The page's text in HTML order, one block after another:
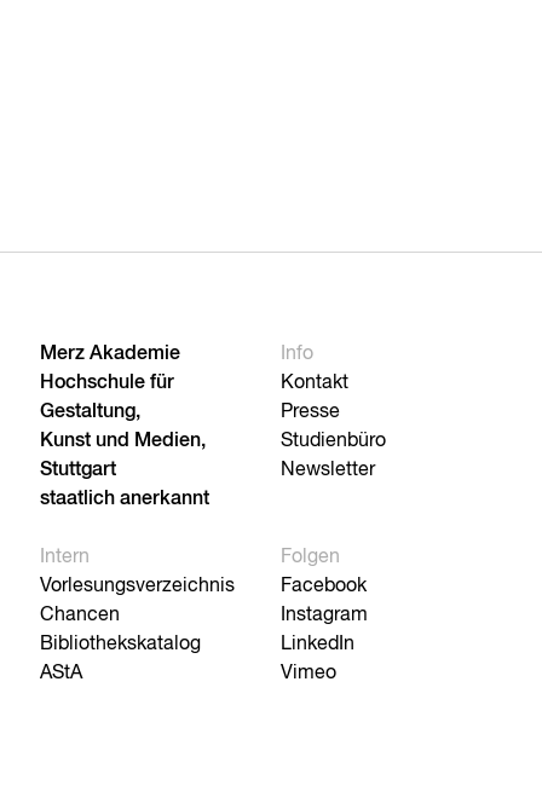
Merz Akademie
Hochschule für
Gestaltung,
Kunst und Medien,
Stuttgart
staatlich anerkannt
Info
Kontakt
Presse
Studienbüro
Newsletter
Intern
Vorlesungsverzeichnis
Chancen
Bibliothekskatalog
AStA
Folgen
Facebook
Instagram
LinkedIn
Vimeo